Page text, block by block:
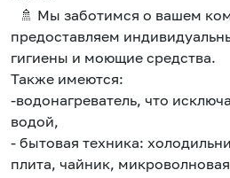
🚿 Мы заботимся о вашем
предоставляем
гигиены и моющие средства.
Также имеются:
-водонагреватель, что
водой,
- бытовая техника:
плита, чайник,